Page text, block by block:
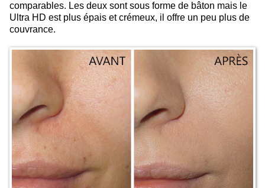
comparables. Les deux sont sous forme de bâton mais le
Ultra HD est plus épais et crémeux, il offre un peu plus de
couvrance.